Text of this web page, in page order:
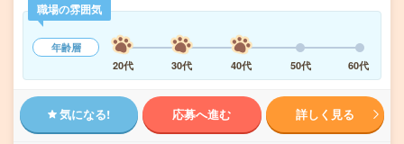
職場の雰囲気
年齢層
20代
30代 40代 50代 60代
気になる! 応募へ進む 詳しく見る